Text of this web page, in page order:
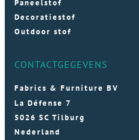
Paneelstof
Decoratiestof
Outdoor stof
CONTACTGEGEVENS
Fabrics & Furniture BV
La Défense 7
5026 SC Tilburg
Nederland